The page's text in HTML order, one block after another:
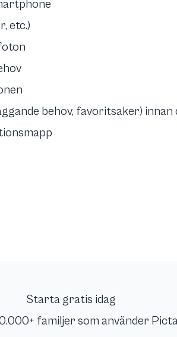
etc.)
behov, favoritsaker) innan
Starta gratis idag
familjer som använder